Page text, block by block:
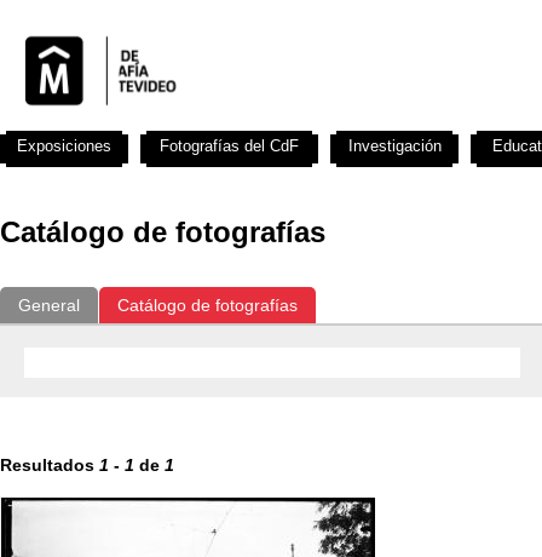
Catálogo de fotografías
General Catálogo de fotografías
Resultados 1 - 1 de 1
Exposiciones Fotografías del CdF Investigación